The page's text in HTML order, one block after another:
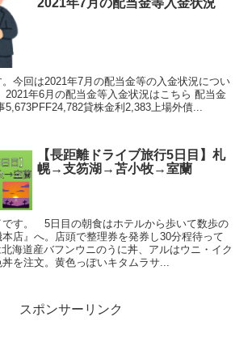
今回は2021年7月の配当金等の入金状況につい
2021年6月の配当金等入金状況はこちら 配当金
貸株金利2,383上場外債...
【長距離ドライブ旅行5日目】札
幌→支笏湖→苫小牧→室蘭
す。 5日目の朝食はホテルから歩いて数歩の
本店』へ。店頭で整理券を発券し30分程待って
海道産バフンウニのうに丼、アルはウニ・イク
を注文。黄色っぽいキタムラサ...
スポンサーリンク